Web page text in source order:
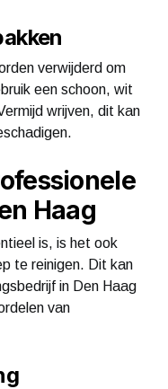
verwijderd om
een schoon, wit
wrijven, dit kan
Haag
is, is het ook
te reinigen. Dit kan
in Den Haag
van